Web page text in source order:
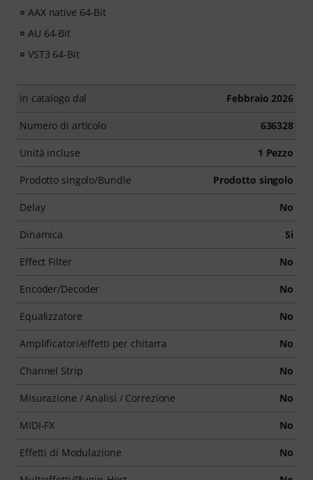
AAX native 64-Bit
AU 64-Bit
VST3 64-Bit
In catalogo dal Febbraio 2026
Numero di articolo 636328
Unità incluse 1 Pezzo
Prodotto singolo/Bundle Prodotto singolo
Delay No
Dinamica Si
Effect Filter No
Encoder/Decoder No
Equalizzatore No
Amplificatori/effetti per chitarra No
Channel Strip No
Misurazione / Analisi / Correzione No
MIDI-FX No
Effetti di Modulazione No